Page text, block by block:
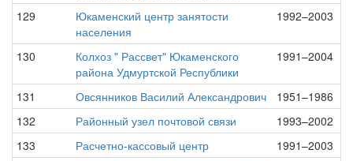
129
Юкаменский центр занятости
населения
1992–2003
130
Колхоз " Рассвет" Юкаменского
района Удмуртской Республики
1991–2004
131 Овсянников Василий Александрович
1951–1986
132
Районный узел почтовой связи
1993–2002
133
Расчетно-кассовый центр
1991–2003